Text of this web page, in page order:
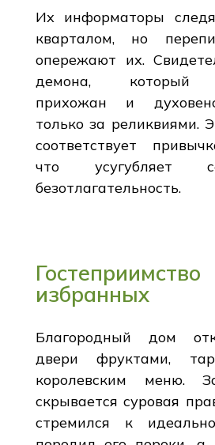
Их информаторы
кварталом, но
опережают их.
демона, который
прихожан и
только за реликвиями.
соответствует
что усугубляет
безотлагательность.
избранных
Благородный дом
двери фруктами,
королевским меню.
скрывается суровая
стремился к